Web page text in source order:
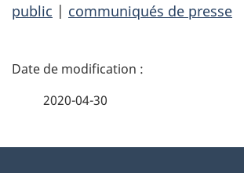
public | communiqués de presse
D
2020-04-30